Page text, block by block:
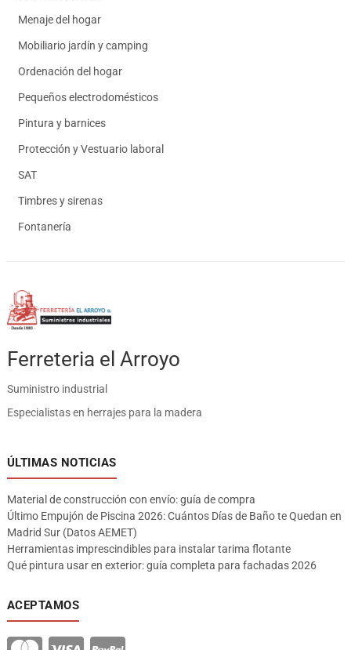
Menaje del hogar
Mobiliario jardín y camping
Ordenación del hogar
Pequeños electrodomésticos
Pintura y barnices
Protección y Vestuario laboral
SAT
Timbres y sirenas
Fontanería
Ferreteria el Arroyo
Suministro industrial
Especialistas en herrajes para la madera
ÚLTIMAS NOTICIAS
Material de construcción con envío: guía de compra
Último Empujón de Piscina 2026: Cuántos Días de Baño te Quedan en
Madrid Sur (Datos AEMET)
Herramientas imprescindibles para instalar tarima flotante
Qué pintura usar en exterior: guía completa para fachadas 2026
ACEPTAMOS